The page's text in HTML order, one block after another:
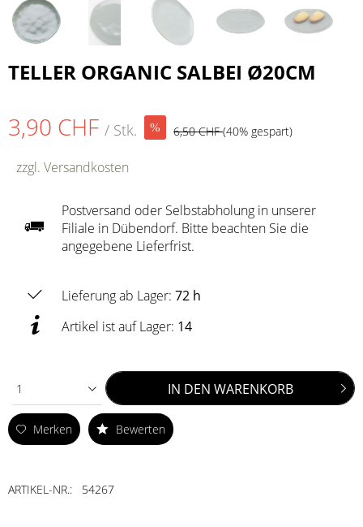
TELLER ORGANIC SALBEI Ø20CM
3,90 CHF / Stk. 6,50 CHF(40% gespart)
zzgl. Versandkosten
Postversand oder Selbstabholung in unserer
Filiale in Dübendorf. Bitte beachten Sie die
angegebene Lieferfrist.
Lieferung ab Lager: 72 h
Artikel ist auf Lager: 14
1 IN DEN WARENKORB
Merken Bewerten
ARTIKEL-NR.: 54267